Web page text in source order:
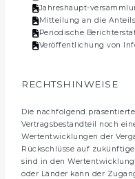
Jahreshaupt-
Mitteilung an die
Periodische
Veröffentlichung von
RECHTSHINWEISE
Die nachfolgend
Vertragsbestandteil noch
Wertentwicklungen der
Rückschlüsse auf
sind in den
oder Länder kann der